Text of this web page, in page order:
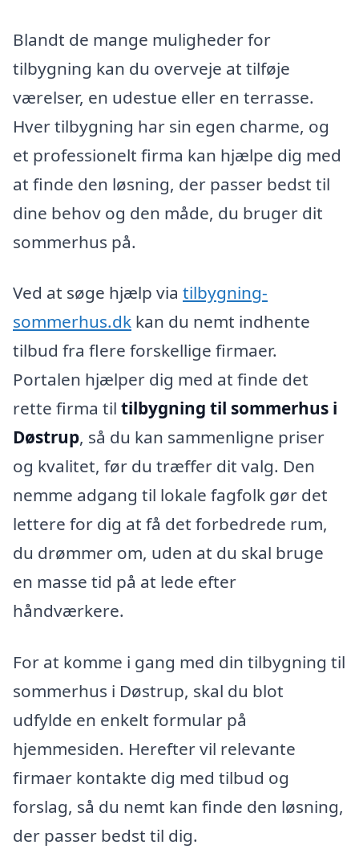
Blandt de mange muligheder for
tilbygning kan du overveje at tilføje
værelser, en udestue eller en terrasse.
Hver tilbygning har sin egen charme, og
et professionelt firma kan hjælpe dig med
at finde den løsning, der passer bedst til
dine behov og den måde, du bruger dit
sommerhus på.
Ved at søge hjælp via tilbygning-
sommerhus.dk kan du nemt indhente
tilbud fra flere forskellige firmaer.
Portalen hjælper dig med at finde det
rette firma til tilbygning til sommerhus i
Døstrup, så du kan sammenligne priser
og kvalitet, før du træffer dit valg. Den
nemme adgang til lokale fagfolk gør det
lettere for dig at få det forbedrede rum,
du drømmer om, uden at du skal bruge
en masse tid på at lede efter
håndværkere.
For at komme i gang med din tilbygning til
sommerhus i Døstrup, skal du blot
udfylde en enkelt formular på
hjemmesiden. Herefter vil relevante
firmaer kontakte dig med tilbud og
forslag, så du nemt kan finde den løsning,
der passer bedst til dig.